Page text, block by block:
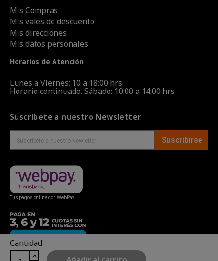
Cantidad
Mis Compras
Mis vales de descuento
Mis direcciones
Mis datos personales
Horarios de Atención
Lunes a Viernes: 10 a 18:00 hrs.
Horario continuado. Sábado: 10:00 a 14:00 hrs
Suscríbete a nuestro Newsletter
Suscribirse
Tus pagos online con WebPay